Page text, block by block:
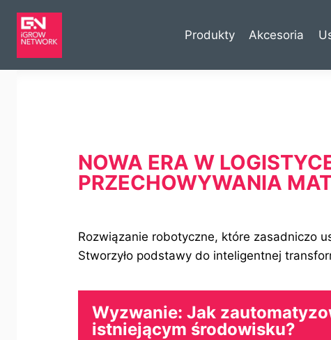
Produkty Akcesoria
NOWA ERA W
PRZECHOWYWANIA
Rozwiązanie robotyczne, które zasadniczo
Stworzyło podstawy do inteligentnej
Wyzwanie: Jak
istniejącym środowisku?